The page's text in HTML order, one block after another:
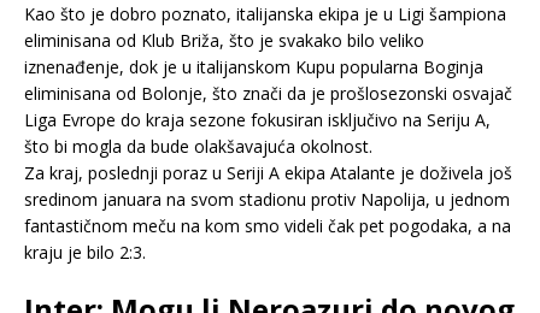
Kao što je dobro poznato, italijanska ekipa je u Ligi šampiona
eliminisana od Klub Briža, što je svakako bilo veliko
iznenađenje, dok je u italijanskom Kupu popularna Boginja
eliminisana od Bolonje, što znači da je prošlosezonski osvajač
Liga Evrope do kraja sezone fokusiran isključivo na Seriju A,
što bi mogla da bude olakšavajuća okolnost.
Za kraj, poslednji poraz u Seriji A ekipa Atalante je doživela još
sredinom januara na svom stadionu protiv Napolija, u jednom
fantastičnom meču na kom smo videli čak pet pogodaka, a na
kraju je bilo 2:3.